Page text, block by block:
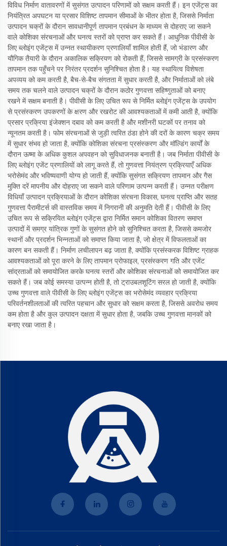
विविध निर्माण वातावरणों में सुसंगत उत्पादन परिणामों को सक्षम करती हैं। इन एजेंट्स का
नियंत्रित अपघटन या प्रसार विशिष्ट तापमान सीमाओं के भीतर होता है, जिससे निर्माता
उत्पादन चक्रों के दौरान सावधानीपूर्ण तापमान प्रबंधन के माध्यम से दोहराए जा सकने
वाले कोशिका संरचनाओं और घनत्व स्तरों को प्राप्त कर सकते हैं। आधुनिक पीवीसी के
लिए ब्लोइंग एजेंट्स में उन्नत स्थायीकरण प्रणालियाँ शामिल होती हैं, जो भंडारण और
यौगिक तैयारी के दौरान अकालिक सक्रियण को रोकती हैं, जिससे सामग्री के प्रसंस्करण
तापमान तक पहुँचने पर निरंतर प्रदर्शन सुनिश्चित होता है। यह स्थायित्व विशेषता
अपव्यय को कम करती है, बैच-से-बैच संगतता में सुधार करती है, और निर्माताओं को लंबे
समय तक चलने वाले उत्पादन चक्रों के दौरान कठोर गुणवत्ता सहिष्णुताओं को बनाए
रखने में सक्षम बनाती है। पीवीसी के लिए उचित रूप से निर्मित ब्लोइंग एजेंट्स के उपयोग
से प्रसंस्करण उपकरणों के क्षरण और रखरोट की आवश्यकताओं में कमी आती है, क्योंकि
प्रसार प्रक्रिया इंजेक्शन दबाव को कम करती है और मशीनरी घटकों पर तनाव को
न्यूनतम करती है। फोम संरचनाओं से जुड़ी त्वरित ठंडा होने की दरों के कारण चक्र समय
में सुधार संभव हो जाता है, क्योंकि कोशिका संरचना प्रसंस्करण और मॉल्डिंग कार्यों के
दौरान ऊष्मा के अधिक कुशल अपवहन को सुविधाजनक बनाती है। जब निर्माता पीवीसी के
लिए ब्लोइंग एजेंट प्रणालियों को लागू करते हैं, तो गुणवत्ता नियंत्रण प्रक्रियाएँ अधिक
भरोसेमंद और भविष्यवाणी योग्य हो जाती हैं, क्योंकि सुसंगत सक्रियण तापमान और गैस
मुक्ति दरें मापनीय और दोहराए जा सकने वाले परिणाम उत्पन्न करती हैं। उन्नत परीक्षण
विधियाँ उत्पादन प्रक्रियाओं के दौरान कोशिका संरचना विकास, घनत्व प्राप्ति और सतह
गुणवत्ता पैरामीटर्स की वास्तविक समय में निगरानी की अनुमति देती हैं। पीवीसी के लिए
उचित रूप से सक्रियित ब्लोइंग एजेंट्स द्वारा निर्मित समान कोशिका वितरण समाप्त
उत्पादों में समग्र यांत्रिक गुणों के सुसंगत होने को सुनिश्चित करता है, जिससे कमजोर
स्थानों और प्रदर्शन भिन्नताओं को समाप्त किया जाता है, जो क्षेत्र में विफलताओं का
कारण बन सकती हैं। निर्माण लचीलापन बढ़ जाता है, क्योंकि प्रसंस्करक विशिष्ट ग्राहक
आवश्यकताओं को पूरा करने के लिए तापमान प्रोफाइल, प्रसंस्करण गति और एजेंट
सांद्रताओं को समायोजित करके घनत्व स्तरों और कोशिका संरचनाओं को समायोजित कर
सकते हैं। जब कोई समस्या उत्पन्न होती है, तो ट्राउबलशूटिंग सरल हो जाती है, क्योंकि
उच्च गुणवत्ता वाले पीवीसी के लिए ब्लोइंग एजेंट्स का भरोसेमंद व्यवहार प्रक्रिया
परिवर्तनशीलताओं की त्वरित पहचान और सुधार को सक्षम करता है, जिससे अवरोध समय
कम होता है और कुल उत्पादन दक्षता में सुधार होता है, जबकि उच्च गुणवत्ता मानकों को
बनाए रखा जाता है।